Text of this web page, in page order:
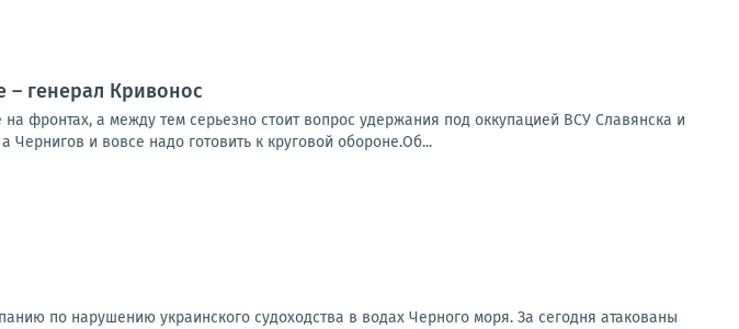
– генерал Кривонос
фронтах, а между тем серьезно стоит вопрос удержания под оккупацией ВСУ Славянска и
Чернигов и вовсе надо готовить к круговой обороне.Об...
по нарушению украинского судоходства в водах Черного моря. За сегодня атакованы